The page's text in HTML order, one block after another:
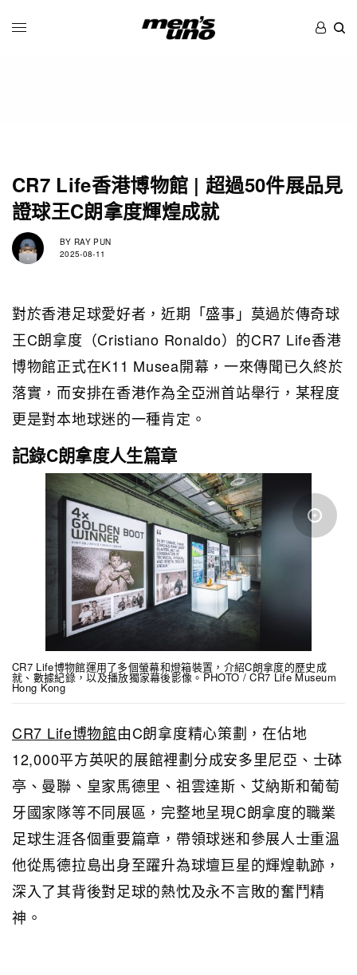
CR7 Life香港博物館 | 超過50件展品見
證球王C朗拿度輝煌成就
BY RAY PUN
2025-08-11
對於香港足球愛好者，近期「盛事」莫過於傳奇球
王C朗拿度（Cristiano Ronaldo）的CR7 Life香港
博物館正式在K11 Musea開幕，一來傳聞已久終於
落實，而安排在香港作為全亞洲首站舉行，某程度
更是對本地球迷的一種肯定。
記錄C朗拿度人生篇章
CR7 Life博物館運用了多個螢幕和燈箱裝置，介紹C朗拿度的歷史成
就、數據紀錄，以及播放獨家幕後影像。PHOTO / CR7 Life Museum
Hong Kong
CR7 Life博物館由C朗拿度精心策劃，在佔地
12,000平方英呎的展館裡劃分成安多里尼亞、士砵
亭、曼聯、皇家馬德里、祖雲達斯、艾納斯和葡萄
牙國家隊等不同展區，完整地呈現C朗拿度的職業
足球生涯各個重要篇章，帶領球迷和參展人士重溫
他從馬德拉島出身至躍升為球壇巨星的輝煌軌跡，
深入了其背後對足球的熱忱及永不言敗的奮鬥精
神。